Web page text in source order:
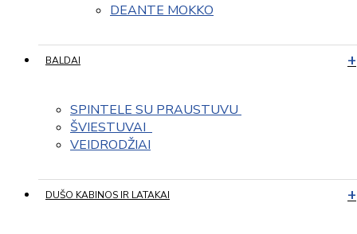
DEANTE MOKKO
BALDAI
SPINTELE SU PRAUSTUVU
ŠVIESTUVAI
VEIDRODŽIAI
DUŠO KABINOS IR LATAKAI